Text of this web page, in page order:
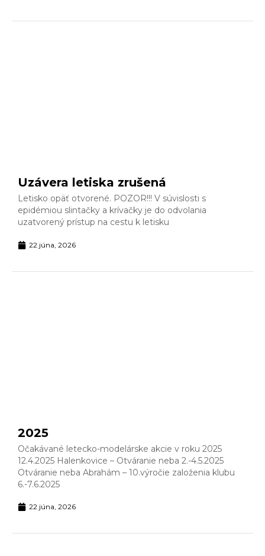
Uzávera letiska zrušená
Letisko opäť otvorené. POZOR!!! V súvislosti s
epidémiou slintačky a krívačky je do odvolania
uzatvorený prístup na cestu k letisku
22 júna, 2026
2025
Očakávané letecko-modelárske akcie v roku 2025
12.4.2025 Halenkovice – Otváranie neba 2.-4.5.2025
Otváranie neba Abrahám – 10.výročie založenia klubu
6.-7.6.2025
22 júna, 2026